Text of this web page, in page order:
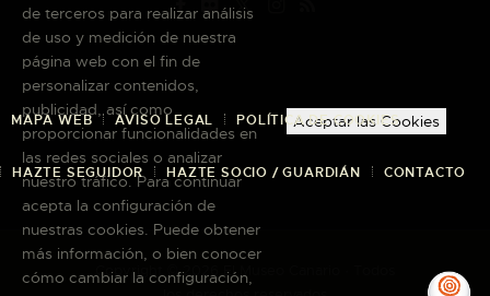
MAPA WEB AVISO LEGAL POLÍTICA DE COOKIES
HAZTE SEGUIDOR HAZTE SOCIO / GUARDIÁN CONTACTO
Copyright © 2026 El Museo Canario · Todos
de terceros para realizar análisis
de uso y medición de nuestra
página web con el fin de
personalizar contenidos,
publicidad, así como
proporcionar funcionalidades en
las redes sociales o analizar
nuestro tráfico. Para continuar
acepta la configuración de
nuestras cookies. Puede obtener
más información, o bien conocer
cómo cambiar la configuración,
Aceptar las Cookies